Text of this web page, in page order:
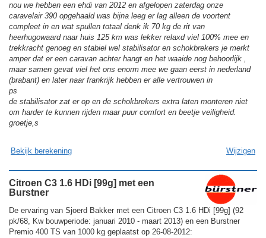
nou we hebben een ehdi van 2012 en afgelopen zaterdag onze
caravelair 390 opgehaald was bijna leeg er lag alleen de voortent
compleet in en wat spullen totaal denk ik 70 kg de rit van
heerhugowaard naar huis 125 km was lekker relaxd viel 100% mee en
trekkracht genoeg en stabiel wel stabilisator en schokbrekers je merkt
amper dat er een caravan achter hangt en het waaide nog behoorlijk ,
maar samen gevat viel het ons enorm mee we gaan eerst in nederland
(brabant) en later naar frankrijk hebben er alle vertrouwen in
ps
de stabilisator zat er op en de schokbrekers extra laten monteren niet
om harder te kunnen rijden maar puur comfort en beetje veiligheid.
groetje,s
Bekijk berekening Wijzigen
Citroen C3 1.6 HDi [99g] met een
Burstner
De ervaring van Sjoerd Bakker met een Citroen C3 1.6 HDi [99g] (92
pk/68, Kw bouwperiode: januari 2010 - maart 2013) en een Burstner
Premio 400 TS van 1000 kg geplaatst op 26-08-2012: